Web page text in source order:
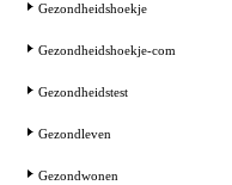
Gezondheidshoekje
Gezondheidshoekje-com
Gezondheidstest
Gezondleven
Gezondwonen